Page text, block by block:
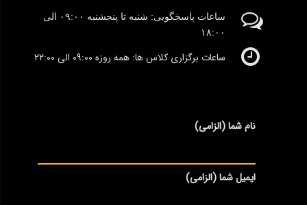
ساعات پاسخگویی: شنبه تا پنجشنبه ٠۹:۰۰ الی
١٨:٠٠
ساعات برگزاری کلاس ها: همه روزه ۰۹:۰۰ الی ۲۲:۰۰
نام شما (الزامی)
ایمیل شما (الزامی)